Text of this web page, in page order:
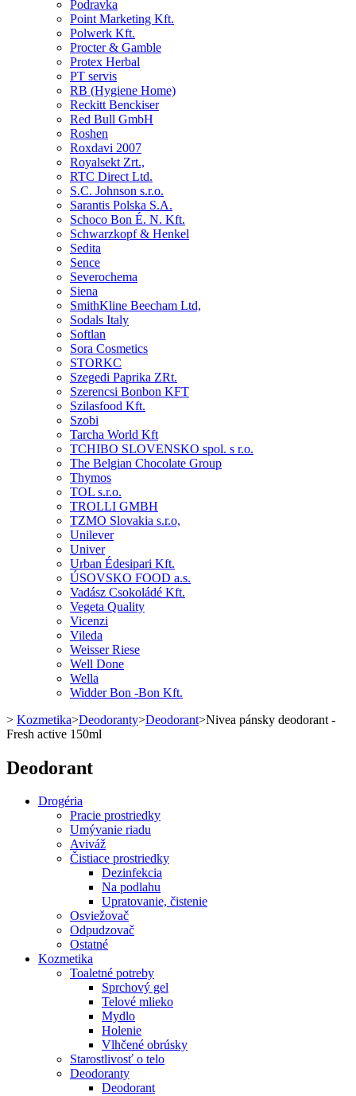
Podravka
Point Marketing Kft.
Polwerk Kft.
Procter & Gamble
Protex Herbal
PT servis
RB (Hygiene Home)
Reckitt Benckiser
Red Bull GmbH
Roshen
Roxdavi 2007
Royalsekt Zrt.,
RTC Direct Ltd.
S.C. Johnson s.r.o.
Sarantis Polska S.A.
Schoco Bon É. N. Kft.
Schwarzkopf & Henkel
Sedita
Sence
Severochema
Siena
SmithKline Beecham Ltd,
Sodals Italy
Softlan
Sora Cosmetics
STORKC
Szegedi Paprika ZRt.
Szerencsi Bonbon KFT
Szilasfood Kft.
Szobi
Tarcha World Kft
TCHIBO SLOVENSKO spol. s r.o.
The Belgian Chocolate Group
Thymos
TOL s.r.o.
TROLLI GMBH
TZMO Slovakia s.r.o,
Unilever
Univer
Urban Édesipari Kft.
ÚSOVSKO FOOD a.s.
Vadász Csokoládé Kft.
Vegeta Quality
Vicenzi
Vileda
Weisser Riese
Well Done
Wella
Widder Bon -Bon Kft.
> Kozmetika>Deodoranty>Deodorant>Nivea pánsky deodorant -
Fresh active 150ml
Deodorant
Drogéria
Pracie prostriedky
Umývanie riadu
Aviváž
Čistiace prostriedky
Dezinfekcia
Na podlahu
Upratovanie, čistenie
Osviežovač
Odpudzovač
Ostatné
Kozmetika
Toaletné potreby
Sprchový gel
Telové mlieko
Mydlo
Holenie
Vlhčené obrúsky
Starostlivosť o telo
Deodoranty
Deodorant